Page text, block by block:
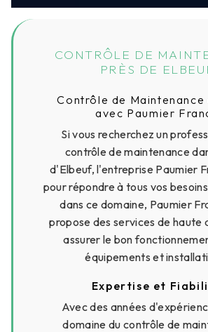
CONTRÔLE DE
PRÈS DE
Contrôle de Maintenance
avec Paumier
Si vous recherchez un
contrôle de maintenance
d'Elbeuf, l'entreprise Paumier
pour répondre à tous vos
dans ce domaine, Paumier
propose des services de haute
assurer le bon
équipements et
Expertise et
Avec des années
domaine du contrôle de